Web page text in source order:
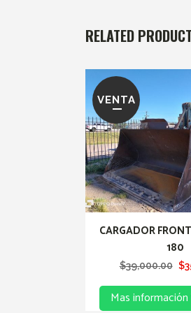
RELATED
VENTA
CARGADOR
180
$39,000.00 $
Mas